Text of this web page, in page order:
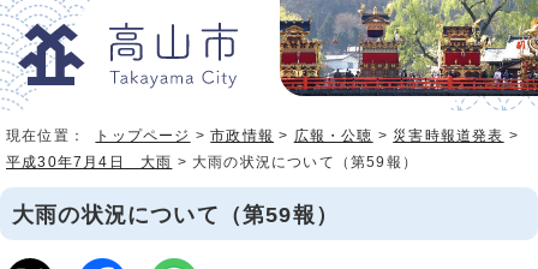
現在位置： トップページ >市政情報 > 広報・公聴 > 災害時報道発表 >
平成30年7月4日 大雨 > 大雨の状況について（第59報）
大雨の状況について（第59報）